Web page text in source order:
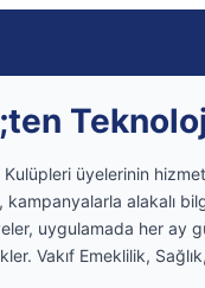
üyelerinin
kampanyalarla alakalı
uygulamada her ay
Vakıf Emeklilik,